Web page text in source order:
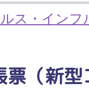
ス・インフ
票（新